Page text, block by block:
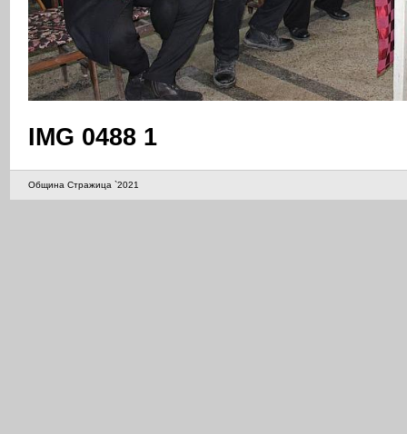
IMG 0488 1
Община Стражица `2021